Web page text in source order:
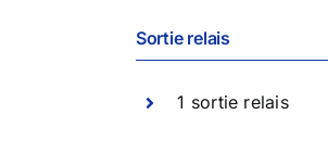
Sortie relais
1 sortie relais